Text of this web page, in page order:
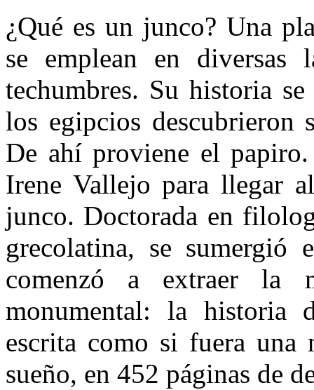
¿Qué es un junco? Una
se emplean en diversas
techumbres. Su historia
los egipcios descubrieron
De ahí proviene el
Irene Vallejo para llegar
junco. Doctorada en
grecolatina, se sumergió
comenzó a extraer la
monumental: la historia
escrita como si fuera una
sueño, en 452 páginas de